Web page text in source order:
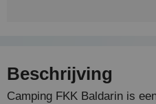
Beschrijving
Camping FKK Baldarin is